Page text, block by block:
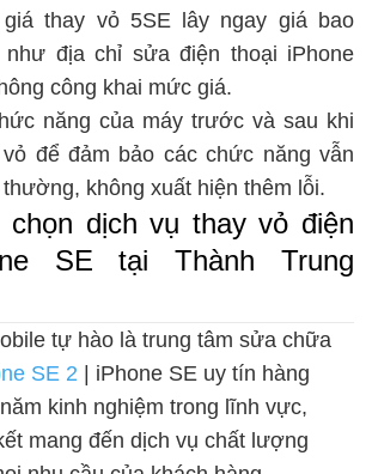
thay vỏ 5SE lây ngay giá bao
như địa chỉ sửa điện thoại iPhone
công khai mức giá.
năng của máy trước và sau khi
để đảm bảo các chức năng vẫn
không xuất hiện thêm lỗi.
dịch vụ thay vỏ điện
SE tại Thành Trung
tự hào là trung tâm sửa chữa
SE 2 | iPhone SE uy tín hàng
kinh nghiệm trong lĩnh vực,
mang đến dịch vụ chất lượng